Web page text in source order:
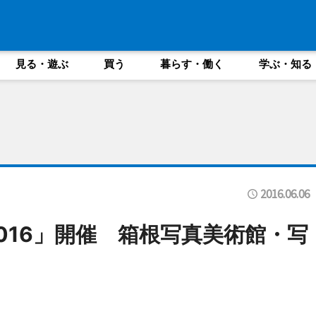
見る・遊ぶ 買う 暮らす・働く 学ぶ・知る
2016.06.06
」開催 箱根写真美術館・写